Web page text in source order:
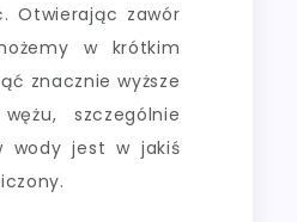
Otwierając zawór
w krótkim
znacznie wyższe
szczególnie
wody jest w jakiś